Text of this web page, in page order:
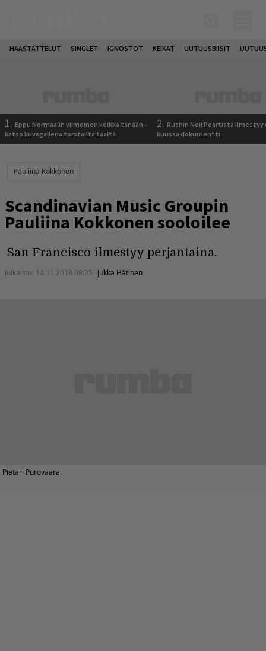
HAASTATTELUT SINGLET IGNOSTOT KEIKAT UUTUUSBIISIT
1. Eppu Normaalin viimeinen keikka tänään –
katso kuvagalleria torstailta täältä
2. Rushin Neil Peartista ilmestyy
kuussa dokumentti
Pauliina Kokkonen
Scandinavian Music Groupin
Pauliina Kokkonen sooloilee
San Francisco ilmestyy perjantaina.
Julkaistu: 14.11.2018 08:25 Jukka Hätinen
Pietari Purovaara